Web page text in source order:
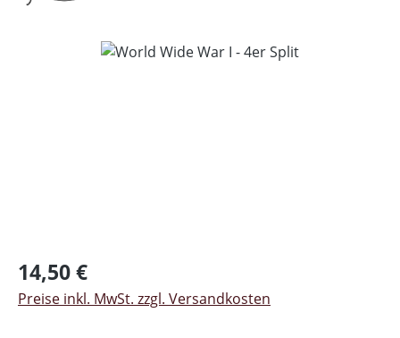
Regulärer Preis:
14,50 €
Preise inkl. MwSt. zzgl. Versandkosten